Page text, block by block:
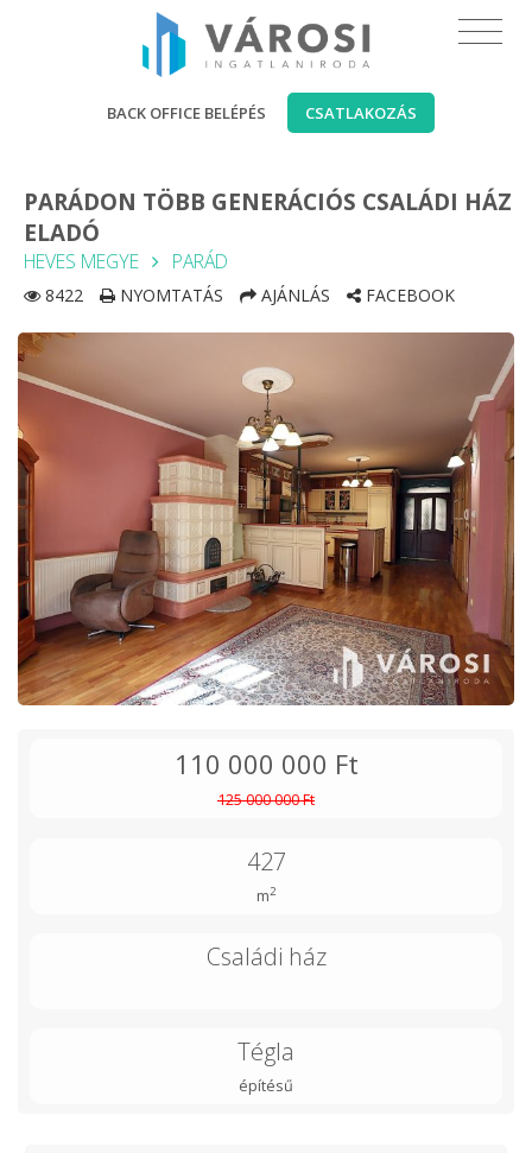
BACK OFFICE BELÉPÉS CSATLAKOZÁS
PARÁDON TÖBB GENERÁCIÓS CSALÁDI HÁZ
ELADÓ
HEVES MEGYE PARÁD
8422 NYOMTATÁS AJÁNLÁS FACEBOOK
110 000 000 Ft
125 000 000 Ft
427
m2
Családi ház
Tégla
építésű